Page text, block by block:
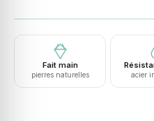
rouge
paysage
blanc
Fait main
pierres naturelles acier